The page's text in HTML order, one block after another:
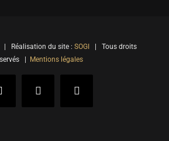
Réalisation du site : SOGI | Tous droits
| Mentions légales
FacebookInstagramLinkedIn